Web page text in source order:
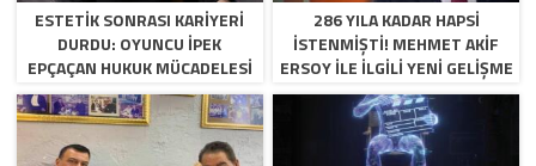
ESTETIK SONRASI KARIYERI
DURDU: OYUNCU İPEK
EPÇAÇAN HUKUK MÜCADELESI
VERIYOR
286 YILA KADAR HAPSI
ISTENMIŞTI! MEHMET AKIF
ERSOY ILE ILGILI YENI GELIŞME